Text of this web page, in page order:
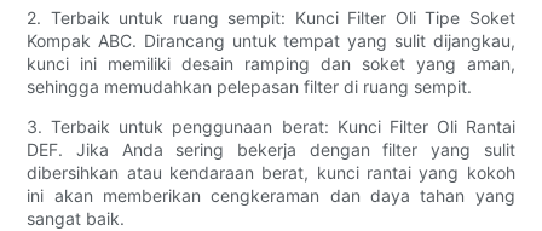
2. Terbaik untuk ruang sempit: Kunci Filter Oli Tipe Soket
Kompak ABC. Dirancang untuk tempat yang sulit dijangkau,
kunci ini memiliki desain ramping dan soket yang aman,
sehingga memudahkan pelepasan filter di ruang sempit.
3. Terbaik untuk penggunaan berat: Kunci Filter Oli Rantai
DEF. Jika Anda sering bekerja dengan filter yang sulit
dibersihkan atau kendaraan berat, kunci rantai yang kokoh
ini akan memberikan cengkeraman dan daya tahan yang
sangat baik.